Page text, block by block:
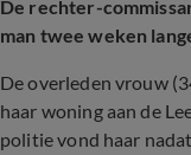
De rechter-
man twee weken
De overleden vrouw
haar woning aan de
politie vond haar